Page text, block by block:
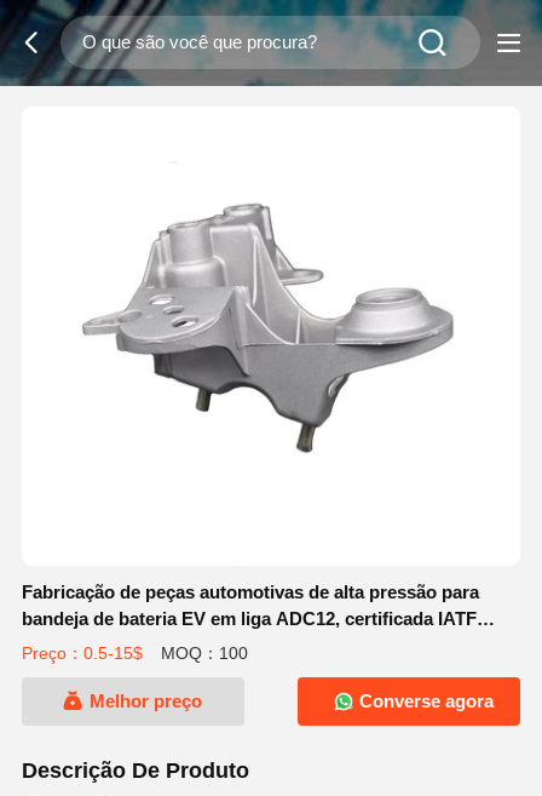
Fabricação de peças automotivas de alta pressão para
bandeja de bateria EV em liga ADC12, certificada IATF
16949
Preço：0.5-15$ MOQ：100
Melhor preço Converse agora
Descrição De Produto